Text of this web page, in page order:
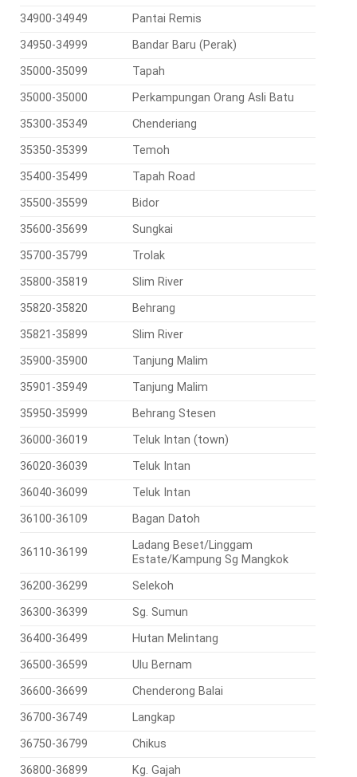
34900-34949
Pantai Remis
34950-34999
Bandar Baru (Perak)
35000-35099
Tapah
35000-35000
Perkampungan Orang Asli Batu
35300-35349
Chenderiang
35350-35399
Temoh
35400-35499
Tapah Road
35500-35599
Bidor
35600-35699
Sungkai
35700-35799
Trolak
35800-35819
Slim River
35820-35820
Behrang
35821-35899
Slim River
35900-35900
Tanjung Malim
35901-35949
Tanjung Malim
35950-35999
Behrang Stesen
36000-36019
Teluk Intan (town)
36020-36039
Teluk Intan
36040-36099
Teluk Intan
36100-36109
Bagan Datoh
36110-36199
Ladang Beset/Linggam
Estate/Kampung Sg Mangkok
36200-36299
Selekoh
36300-36399
Sg. Sumun
36400-36499
Hutan Melintang
36500-36599
Ulu Bernam
36600-36699
Chenderong Balai
36700-36749
Langkap
36750-36799
Chikus
36800-36899
Kg. Gajah